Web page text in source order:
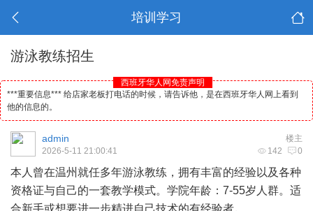
培训学习
游泳教练招生
西班牙华人网免责声明
***重要信息*** 给店家老板打电话的时候，请告诉他，是在西班牙华人网上看到
他的信息的。
楼主
admin
142 0
2026-5-11 21:00:41
本人曾在温州就任多年游泳教练，拥有丰富的经验以及各种
资格证与自己的一套教学模式。学院年龄：7-55岁人群。适
合新手或想要进一步精进自己技术的有经验者。